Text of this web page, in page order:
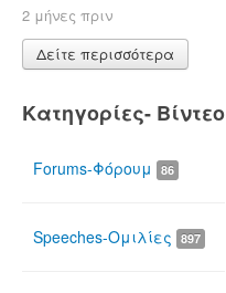
2 μήνες πριν
Δείτε περισσότερα
Κατηγορίες- Βίντεο
Forums-Φόρουμ 86
Speeches-Ομιλίες 897